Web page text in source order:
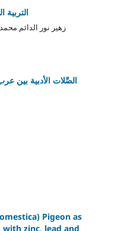
التربية
زهير نور الدائم
الصِّلات الأدبية بين
Pigeon as
zinc, lead and